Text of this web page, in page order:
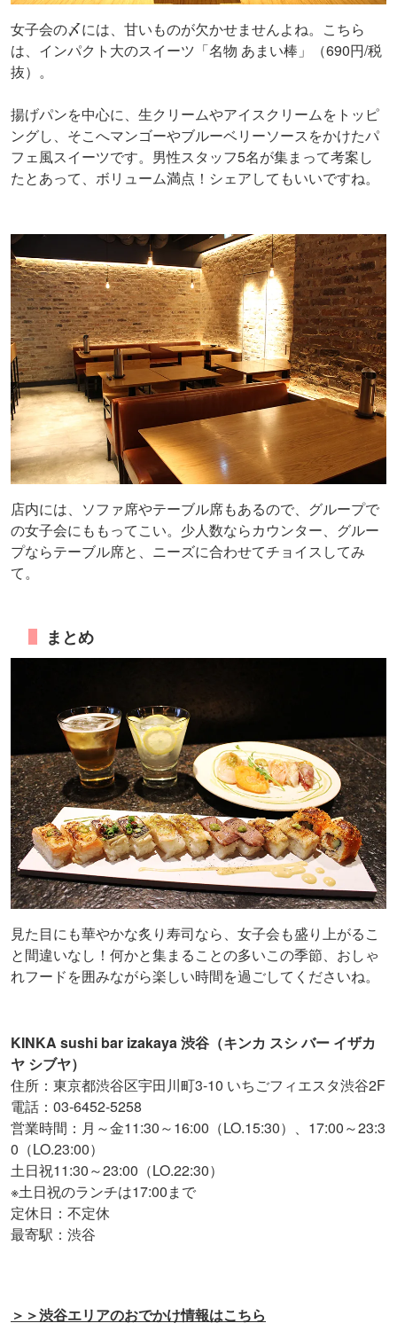
女子会の〆には、甘いものが欠かせませんよね。こちら
は、インパクト大のスイーツ「名物 あまい棒」（690円/税
抜）。
揚げパンを中心に、生クリームやアイスクリームをトッピ
ングし、そこへマンゴーやブルーベリーソースをかけたパ
フェ風スイーツです。男性スタッフ5名が集まって考案し
たとあって、ボリューム満点！シェアしてもいいですね。
店内には、ソファ席やテーブル席もあるので、グループで
の女子会にももってこい。少人数ならカウンター、グルー
プならテーブル席と、ニーズに合わせてチョイスしてみ
て。
まとめ
見た目にも華やかな炙り寿司なら、女子会も盛り上がるこ
と間違いなし！何かと集まることの多いこの季節、おしゃ
れフードを囲みながら楽しい時間を過ごしてくださいね。
KINKA sushi bar izakaya 渋谷（キンカ スシ バー イザカ
ヤ シブヤ）
住所：東京都渋谷区宇田川町3-10 いちごフィエスタ渋谷2F
電話：03-6452-5258
営業時間：月～金11:30～16:00（LO.15:30）、17:00～23:3
0（LO.23:00）
土日祝11:30～23:00（LO.22:30）
※土日祝のランチは17:00まで
定休日：不定休
最寄駅：渋谷
＞＞渋谷エリアのおでかけ情報はこちら